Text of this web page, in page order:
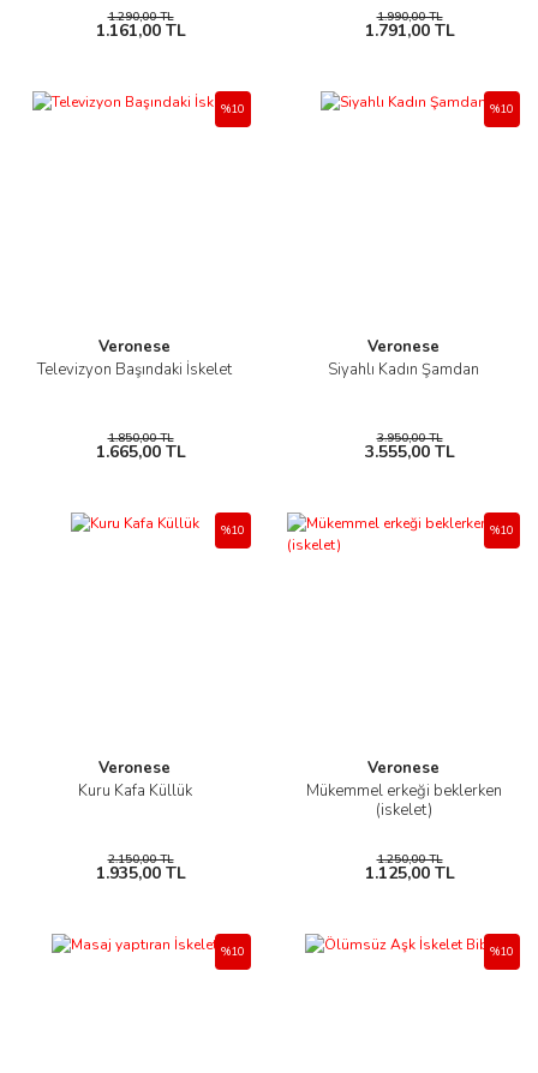
1.290,00 TL
1.161,00 TL
1.990,00 TL
1.791,00 TL
Veronese
Televizyon Başındaki İskelet
%10
1.850,00 TL
1.665,00 TL
Veronese
Siyahlı Kadın Şamdan
%10
3.950,00 TL
3.555,00 TL
Veronese
Kuru Kafa Küllük
%10
2.150,00 TL
1.935,00 TL
Veronese
Mükemmel erkeği beklerken
(iskelet)
%10
1.250,00 TL
1.125,00 TL
%10 %10